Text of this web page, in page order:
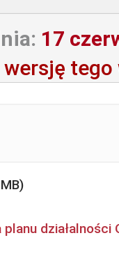
17
tego
działalności